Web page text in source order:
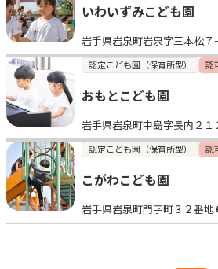
メッセージ
おすすめの園
エンクルの特徴と活用方法
コラム
お知らせ
いわいずみこども園
岩手県岩泉町岩泉字三本松７
認定こども園（保育所型） 認
おもとこども園
岩手県岩泉町中島字長内２１
認定こども園（保育所型） 認
こがわこども園
岩手県岩泉町門字町３２番地